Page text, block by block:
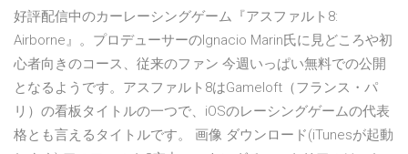
好評配信中のカーレーシングゲーム『アスファルト8:
Airborne』。プロデューサーのIgnacio Marin氏に見どころや初
心者向きのコース、従来のファン 今週いっぱい無料での公開
となるようです。アスファルト8はGameloft（フランス・パ
リ）の看板タイトルの一つで、iOSのレーシングゲームの代表
格とも言えるタイトルです。 画像 ダウンロード(iTunesが起動